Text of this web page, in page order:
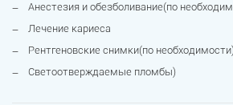
Анестезия и обезболивание(по
Лечение кариеса
Рентгеновские снимки(по
Светоотверждаемые пломбы)